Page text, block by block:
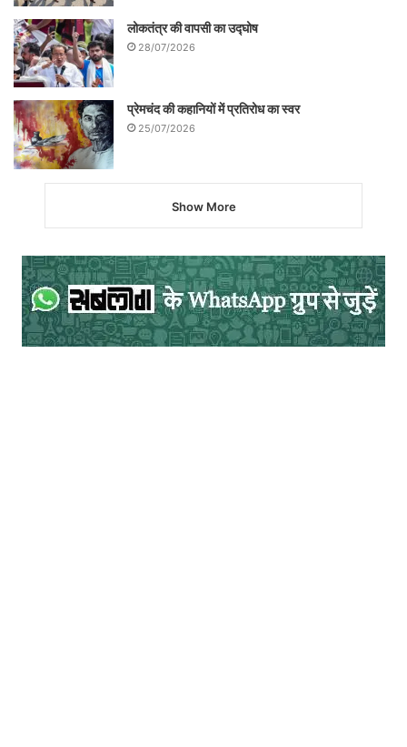
लोकतंत्र की वापसी का उद्घोष
28/07/2026
प्रेमचंद की कहानियों में प्रतिरोध का स्वर
25/07/2026
Show More